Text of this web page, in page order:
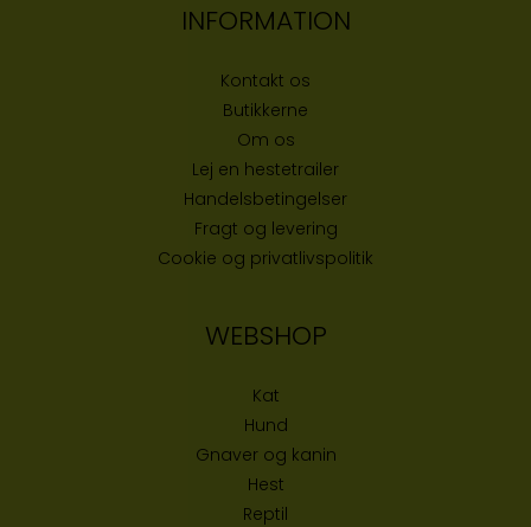
INFORMATION
Kontakt os
Butikkerne
Om os
Lej en hestetrailer
Handelsbetingelser
Fragt og levering
Cookie og privatlivspolitik
WEBSHOP
Kat
Hund
Gnaver og kanin
Hest
Reptil